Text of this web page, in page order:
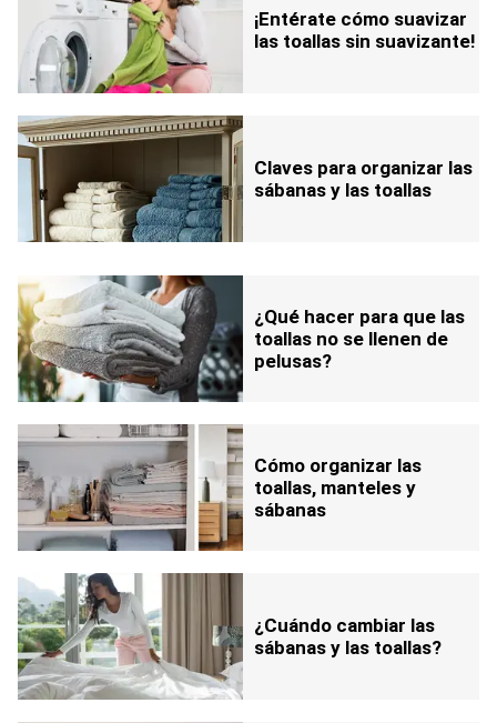
¡Entérate cómo suavizar
las toallas sin suavizante!
Claves para organizar las
sábanas y las toallas
¿Qué hacer para que las
toallas no se llenen de
pelusas?
Cómo organizar las
toallas, manteles y
sábanas
¿Cuándo cambiar las
sábanas y las toallas?